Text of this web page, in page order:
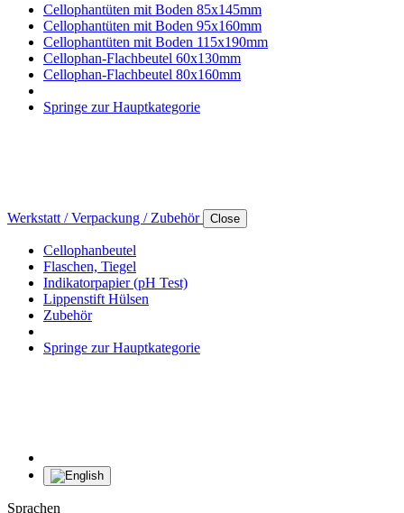
Cellophantüten mit Boden 85x145mm
Cellophantüten mit Boden 95x160mm
Cellophantüten mit Boden 115x190mm
Cellophan-Flachbeutel 60x130mm
Cellophan-Flachbeutel 80x160mm
Springe zur Hauptkategorie
Werkstatt / Verpackung / Zubehör Close
Cellophanbeutel
Flaschen, Tiegel
Indikatorpapier (pH Test)
Lippenstift Hülsen
Zubehör
Springe zur Hauptkategorie
Sprachen